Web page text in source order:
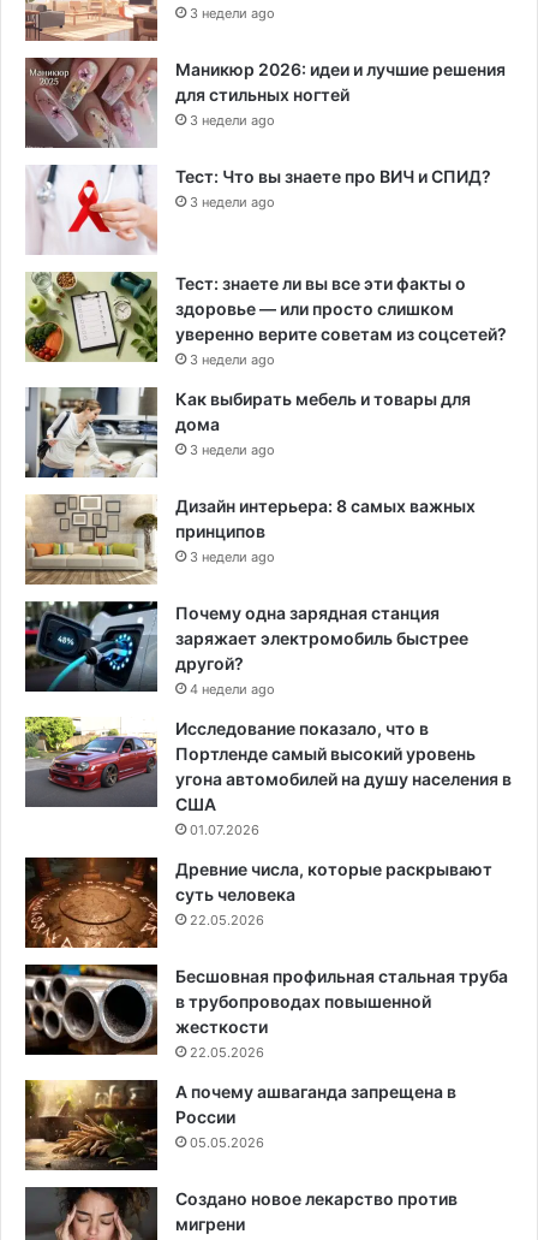
3 недели ago
Маникюр 2026: идеи и лучшие решения
для стильных ногтей
3 недели ago
Тест: Что вы знаете про ВИЧ и СПИД?
3 недели ago
Тест: знаете ли вы все эти факты о
здоровье — или просто слишком
уверенно верите советам из соцсетей?
3 недели ago
Как выбирать мебель и товары для
дома
3 недели ago
Дизайн интерьера: 8 самых важных
принципов
3 недели ago
Почему одна зарядная станция
заряжает электромобиль быстрее
другой?
4 недели ago
Исследование показало, что в
Портленде самый высокий уровень
угона автомобилей на душу населения в
США
01.07.2026
Древние числа, которые раскрывают
суть человека
22.05.2026
Бесшовная профильная стальная труба
в трубопроводах повышенной
жесткости
22.05.2026
А почему ашваганда запрещена в
России
05.05.2026
Создано новое лекарство против
мигрени